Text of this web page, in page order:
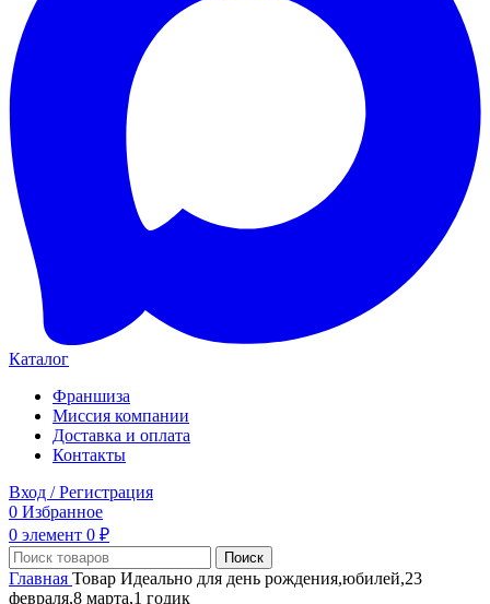
Каталог
Франшиза
Миссия компании
Доставка и оплата
Контакты
Вход / Регистрация
0 Избранное
0 элемент 0 ₽
Поиск
Главная Товар Идеально для день рождения,юбилей,23
февраля,8 марта,1 годик